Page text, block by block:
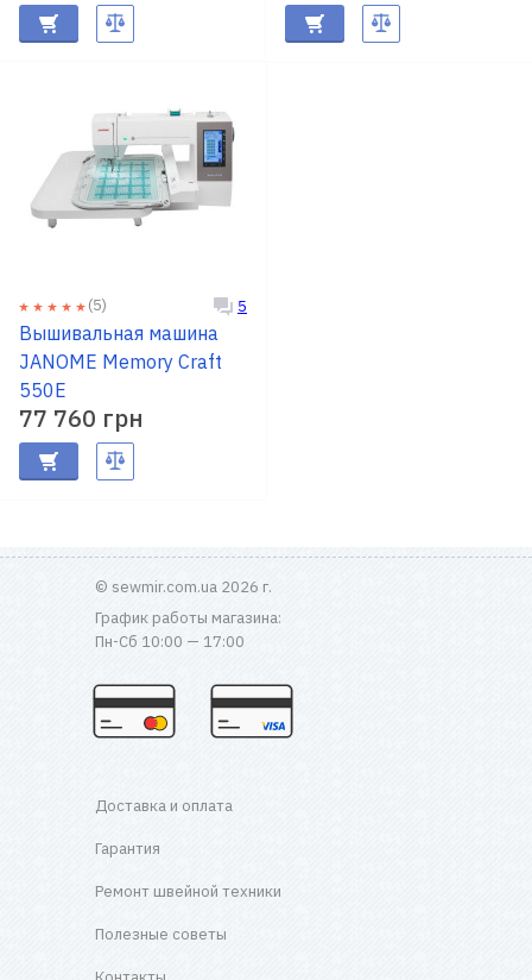
(5) 5
Вышивальная машина
JANOME Memory Craft
550E
77 760 грн
© sewmir.com.ua 2026 г.
График работы магазина:
Пн-Сб 10:00 — 17:00
Доставка и оплата
Гарантия
Ремонт швейной техники
Полезные советы